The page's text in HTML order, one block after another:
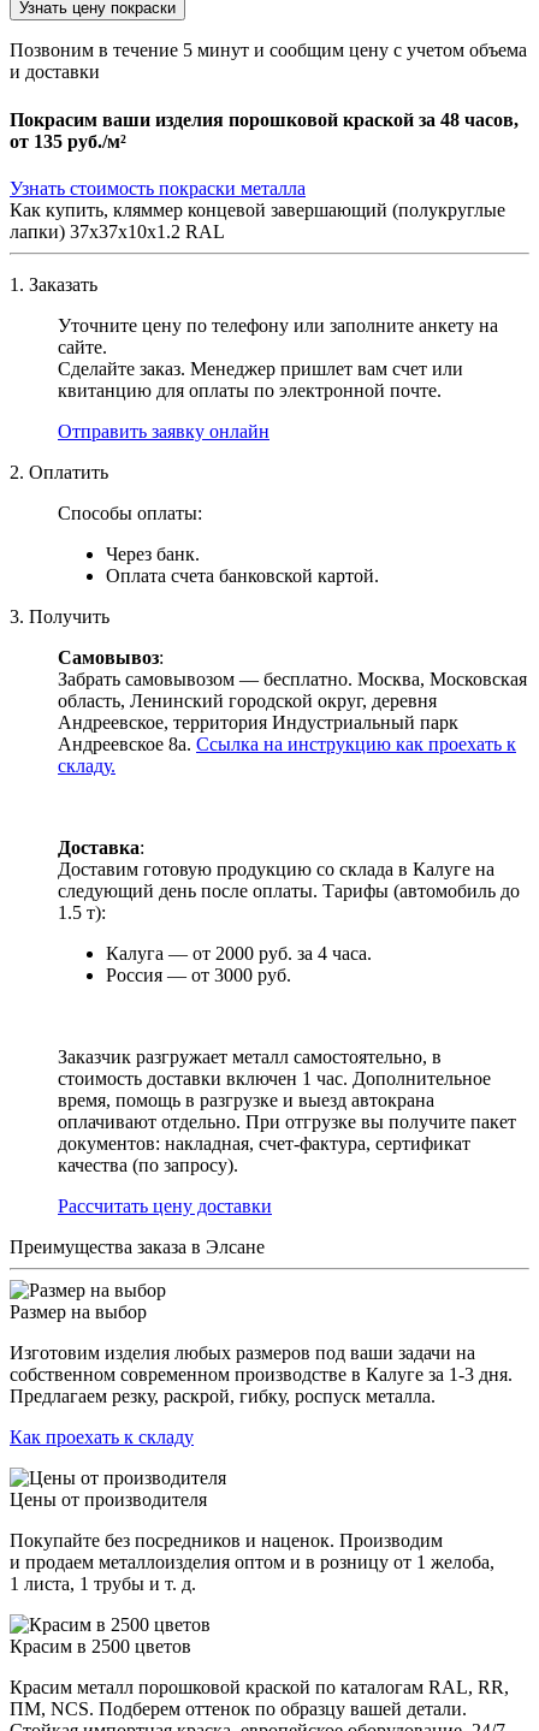
Узнать цену покраски
Позвоним в течение 5 минут и сообщим цену с учетом объема
и доставки
Покрасим ваши изделия порошковой краской за 48 часов,
от 135 руб./м²
Узнать стоимость покраски металла
Как купить, кляммер концевой завершающий (полукруглые
лапки) 37х37х10х1.2 RAL
1. Заказать
Уточните цену по телефону или заполните анкету на
сайте.
Сделайте заказ. Менеджер пришлет вам счет или
квитанцию для оплаты по электронной почте.
Отправить заявку онлайн
2. Оплатить
Способы оплаты:
Через банк.
Оплата счета банковской картой.
3. Получить
Самовывоз:
Забрать самовывозом — бесплатно. Москва, Московская
область, Ленинский городской округ, деревня
Андреевское, территория Индустриальный парк
Андреевское 8а. Ссылка на инструкцию как проехать к
складу.
Доставка:
Доставим готовую продукцию со склада в Калуге на
следующий день после оплаты. Тарифы (автомобиль до
1.5 т):
Калуга — от 2000 руб. за 4 часа.
Россия — от 3000 руб.
Заказчик разгружает металл самостоятельно, в
стоимость доставки включен 1 час. Дополнительное
время, помощь в разгрузке и выезд автокрана
оплачивают отдельно. При отгрузке вы получите пакет
документов: накладная, счет-фактура, сертификат
качества (по запросу).
Раcсчитать цену доставки
Преимущества заказа в Элсане
Размер на выбор
Изготовим изделия любых размеров под ваши задачи на
собственном современном производстве в Калуге за 1-3 дня.
Предлагаем резку, раскрой, гибку, роспуск металла.
Как проехать к складу
Цены от производителя
Покупайте без посредников и наценок. Производим
и продаем металлоизделия оптом и в розницу от 1 желоба,
1 листа, 1 трубы и т. д.
Красим в 2500 цветов
Красим металл порошковой краской по каталогам RAL, RR,
ПМ, NCS. Подберем оттенок по образцу вашей детали.